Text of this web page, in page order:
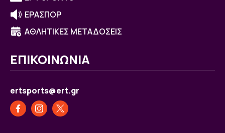
ΕΡΑΣΠΟΡ
ΑΘΛΗΤΙΚΕΣ ΜΕΤΑΔΟΣΕΙΣ
ΕΠΙΚΟΙΝΩΝΙΑ
ertsports@ert.gr